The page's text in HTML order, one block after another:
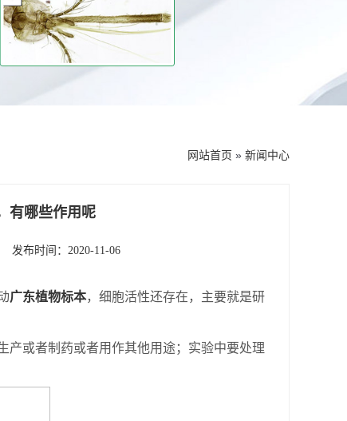
网站首页 » 新闻中心
有哪些作用呢
发布时间：2020-11-06
广东植物标本，细胞活性还存在，主要就是研
或者制药或者用作其他用途；实验中要处理